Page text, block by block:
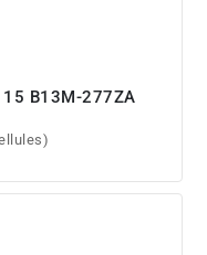
15 B13M-277ZA